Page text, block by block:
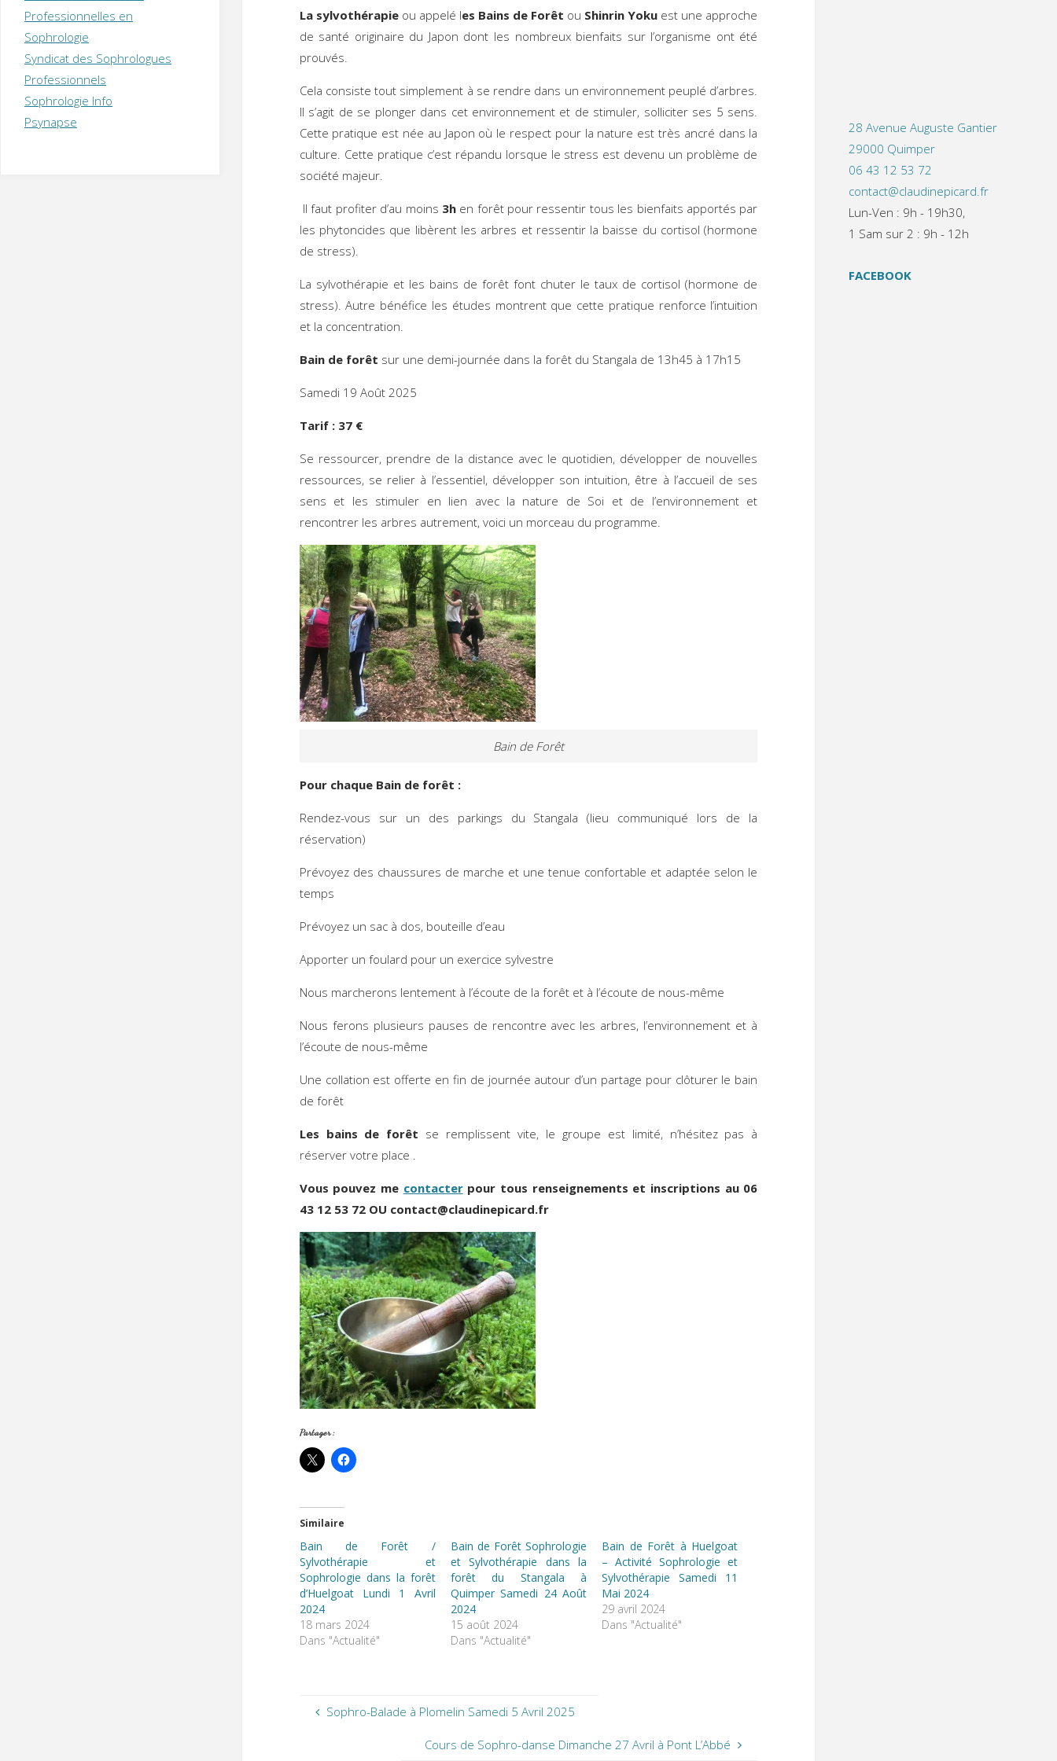
La sylvothérapieou appelé les Bains de Forêt ou Shinrin Yoku est une approche
de santé originaire du Japon dont les nombreux bienfaits sur l’organisme ont été
prouvés.
Cela consiste tout simplement à se rendre dans un environnement peuplé d’arbres.
Il s’agit de se plonger dans cet environnement et de stimuler, solliciter ses 5 sens.
Cette pratique est née au Japon où le respect pour la nature est très ancré dans la
culture. Cette pratique c’est répandu lorsque le stress est devenu un problème de
société majeur.
Il faut profiter d’au moins 3hen forêt pour ressentir tous les bienfaits apportés par
les phytoncides que libèrent les arbres et ressentir la baisse du cortisol (hormone
de stress).
La sylvothérapie et les bains de forêt font chuter le taux de cortisol (hormone de
stress). Autre bénéfice les études montrent que cette pratique renforce l’intuition
et la concentration.
Bain de forêt sur une demi-journée dans la forêt du Stangala de 13h45 à 17h15
Samedi 19 Août 2025
Tarif : 37 €
Se ressourcer, prendre de la distance avec le quotidien, développer de nouvelles
ressources, se relier à l’essentiel, développer son intuition, être à l’accueil de ses
sens et les stimuler en lien avec la nature de Soi et de l’environnement et
rencontrer les arbres autrement, voici un morceau du programme.
Bain de Forêt
Pour chaque Bain de forêt :
Rendez-vous sur un des parkings du Stangala (lieu communiqué lors de la
réservation)
Prévoyez des chaussures de marche et une tenue confortable et adaptée selon le
temps
Prévoyez un sac à dos, bouteille d’eau
Apporter un foulard pour un exercice sylvestre
Nous marcherons lentement à l’écoute de la forêt et à l’écoute de nous-même
Nous ferons plusieurs pauses de rencontre avec les arbres, l’environnement et à
l’écoute de nous-même
Une collation est offerte en fin de journée autour d’un partage pour clôturer le bain
de forêt
Les bains de forêt se remplissent vite, le groupe est limité, n’hésitez pas à
réserver votre place .
Vous pouvez me contacterpour tous renseignements et inscriptions au 06
43 12 53 72 OU contact@claudinepicard.fr
Partager :
Similaire
Bain de Forêt /
Sylvothérapie et
Sophrologie dans la forêt
d’Huelgoat Lundi 1 Avril
2024
18 mars 2024
Dans "Actualité"
Bain de Forêt Sophrologie
et Sylvothérapie dans la
forêt du Stangala à
Quimper Samedi 24 Août
2024
15 août 2024
Dans "Actualité"
Bain de Forêt à Huelgoat
– Activité Sophrologie et
Sylvothérapie Samedi 11
Mai 2024
29 avril 2024
Dans "Actualité"
Sophro-Balade à Plomelin Samedi 5 Avril 2025
Cours de Sophro-danse Dimanche 27 Avril à Pont L’Abbé
Professionnelles en
Sophrologie
Syndicat des Sophrologues
Professionnels
Sophrologie Info
Psynapse
28 Avenue Auguste Gantier
29000 Quimper
06 43 12 53 72
contact@claudinepicard.fr
Lun-Ven : 9h - 19h30,
1 Sam sur 2 : 9h - 12h
FACEBOOK